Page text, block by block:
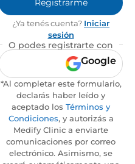
Registrarme
¿Ya tenés cuenta? Iniciar
sesión
O podes registrarte con
Google
*Al completar este formulario,
declarás haber leído y
aceptado los Términos y
Condiciones, y autorizás a
Medify Clinic a enviarte
comunicaciones por correo
electrónico. Asimismo, se